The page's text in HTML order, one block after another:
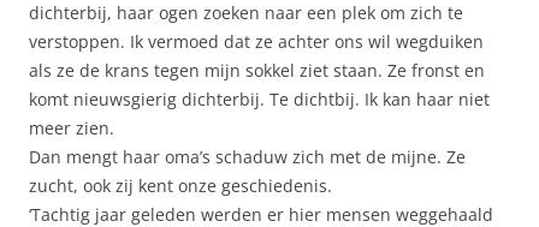
dichterbij, haar ogen zoeken naar een plek om zich te
verstoppen. Ik vermoed dat ze achter ons wil wegduiken
als ze de krans tegen mijn sokkel ziet staan. Ze fronst en
komt nieuwsgierig dichterbij. Te dichtbij. Ik kan haar niet
meer zien.
Dan mengt haar oma’s schaduw zich met de mijne. Ze
zucht, ook zij kent onze geschiedenis.
‘Tachtig jaar geleden werden er hier mensen weggehaald